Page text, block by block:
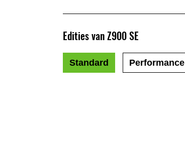
Edities van Z900 SE
Standard Performance